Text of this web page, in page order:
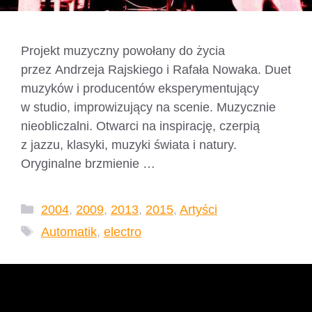
Projekt muzyczny powołany do życia
przez Andrzeja Rajskiego i Rafała Nowaka. Duet
muzyków i producentów eksperymentujący
w studio, improwizujący na scenie. Muzycznie
nieobliczalni. Otwarci na inspirację, czerpią
z jazzu, klasyki, muzyki świata i natury.
Oryginalne brzmienie …
Kategorie
2004, 2009, 2013, 2015, Artyści
Tagi
Automatik, electro